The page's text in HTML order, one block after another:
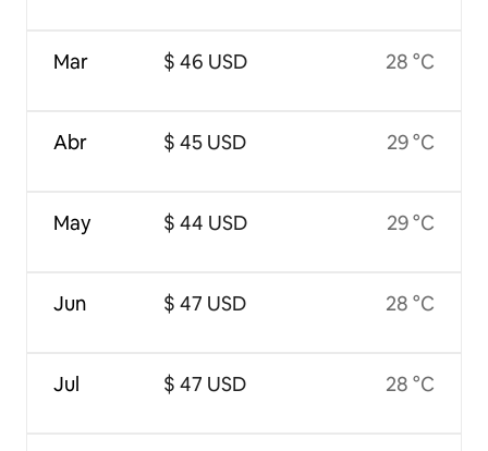
Mar
Abr
May
Jun
Jul
$ 46 USD
$ 45 USD
$ 44 USD
$ 47 USD
$ 47 USD
28 °C
29 °C
29 °C
28 °C
28 °C